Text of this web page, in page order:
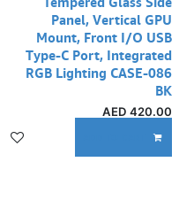
Panel, Vertical GPU
Mount, Front I/O USB
Type-C Port, Integrated
RGB Lighting CASE-086
BK
420.00